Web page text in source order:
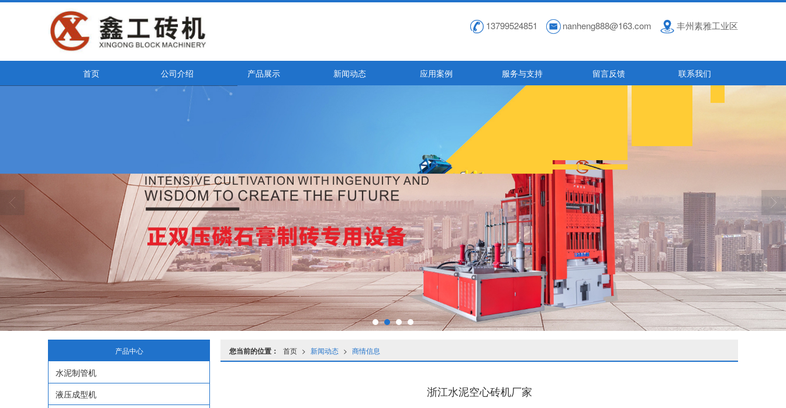
13799524851 nanheng888@163.com 丰州素雅工业区
首页 公司介绍 产品展示 新闻动态 应用案例 服务与支持 留言反馈 联系我们
您当前的位置： 首页 > 新闻动态 > 商情信息
浙江水泥空心砖机厂家
产品中心
水泥制管机
液压成型机